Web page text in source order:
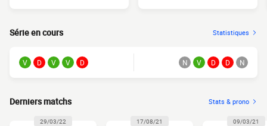
Série en cours Statistiques
V D V V D N V D D N
Derniers matchs Stats & prono
29/03/22 17/08/21 09/03/21